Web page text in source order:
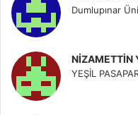
Dumlupınar
NİZAMETTİN
YEŞİL